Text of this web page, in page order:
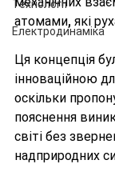
Технології
Електродинаміка
атомами, які
Ця концепція
інноваційною
оскільки
пояснення
світі без
надприродних